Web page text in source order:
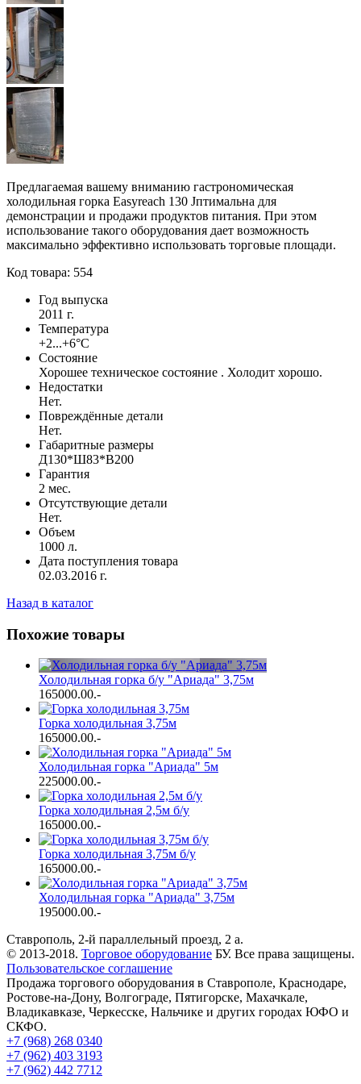
Предлагаемая вашему вниманию гастрономическая
холодильная горка Easyreach 130 Jптимальна для
демонстрации и продажи продуктов питания. При этом
использование такого оборудования дает возможность
максимально эффективно использовать торговые площади.
Код товара: 554
Год выпуска
2011 г.
Температура
+2...+6°С
Состояние
Хорошее техническое состояние . Холодит хорошо.
Недостатки
Нет.
Повреждённые детали
Нет.
Габаритные размеры
Д130*Ш83*В200
Гарантия
2 мес.
Отсутствующие детали
Нет.
Объем
1000 л.
Дата поступления товара
02.03.2016 г.
Назад в каталог
Похожие товары
Холодильная горка б/у "Ариада" 3,75м
165000.00.-
Горка холодильная 3,75м
165000.00.-
Холодильная горка "Ариада" 5м
225000.00.-
Горка холодильная 2,5м б/у
165000.00.-
Горка холодильная 3,75м б/у
165000.00.-
Холодильная горка "Ариада" 3,75м
195000.00.-
Ставрополь, 2-й параллельный проезд, 2 a.
© 2013-2018. Торговое оборудование БУ. Все права защищены.
Пользовательское соглашение
Продажа торгового оборудования в Ставрополе, Краснодаре,
Ростове-на-Дону, Волгограде, Пятигорске, Махачкале,
Владикавказе, Черкесске, Нальчике и других городах ЮФО и
СКФО.
+7 (968) 268 0340
+7 (962) 403 3193
+7 (962) 442 7712